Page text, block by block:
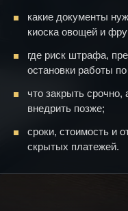
какие документы
киоска овощей и
где риск штрафа,
остановки работы
что закрыть срочно,
внедрить позже;
сроки, стоимость и
скрытых платежей.